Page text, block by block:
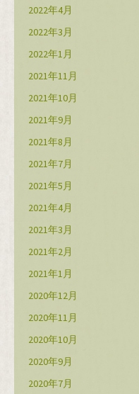
2022年4月
2022年3月
2022年1月
2021年11月
2021年10月
2021年9月
2021年8月
2021年7月
2021年5月
2021年4月
2021年3月
2021年2月
2021年1月
2020年12月
2020年11月
2020年10月
2020年9月
2020年7月